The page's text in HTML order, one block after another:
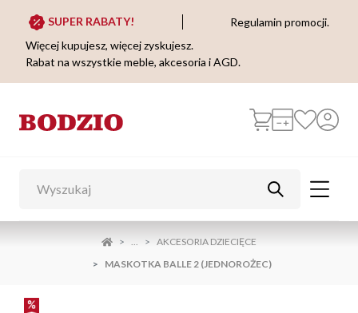
SUPER RABATY!
Regulamin promocji.
Więcej kupujesz, więcej zyskujesz.
Rabat na wszystkie meble, akcesoria i AGD.
...
AKCESORIA DZIECIĘCE
MASKOTKA BALLE 2 (JEDNOROŻEC)